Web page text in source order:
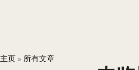
主页 » 所有文章